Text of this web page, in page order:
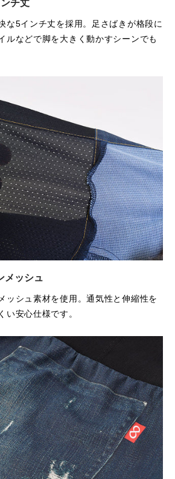
チ丈
な5インチ丈を採用。足さばきが格段に
ルなどで脚を大きく動かすシーンでも
メッシュ
ッシュ素材を使用。通気性と伸縮性を
い安心仕様です。